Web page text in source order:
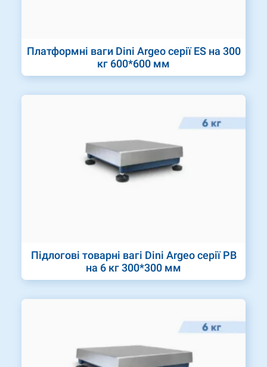
Платформні ваги Dini Argeo серії ES на 300
кг 600*600 мм
Підлогові товарні вагі Dini Argeo серії PB
на 6 кг 300*300 мм